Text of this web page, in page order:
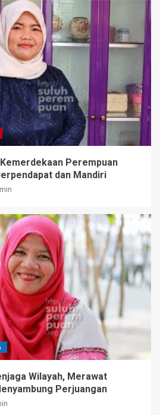
Perempuan
dan Mandiri
Wilayah, Merawat
Perjuangan